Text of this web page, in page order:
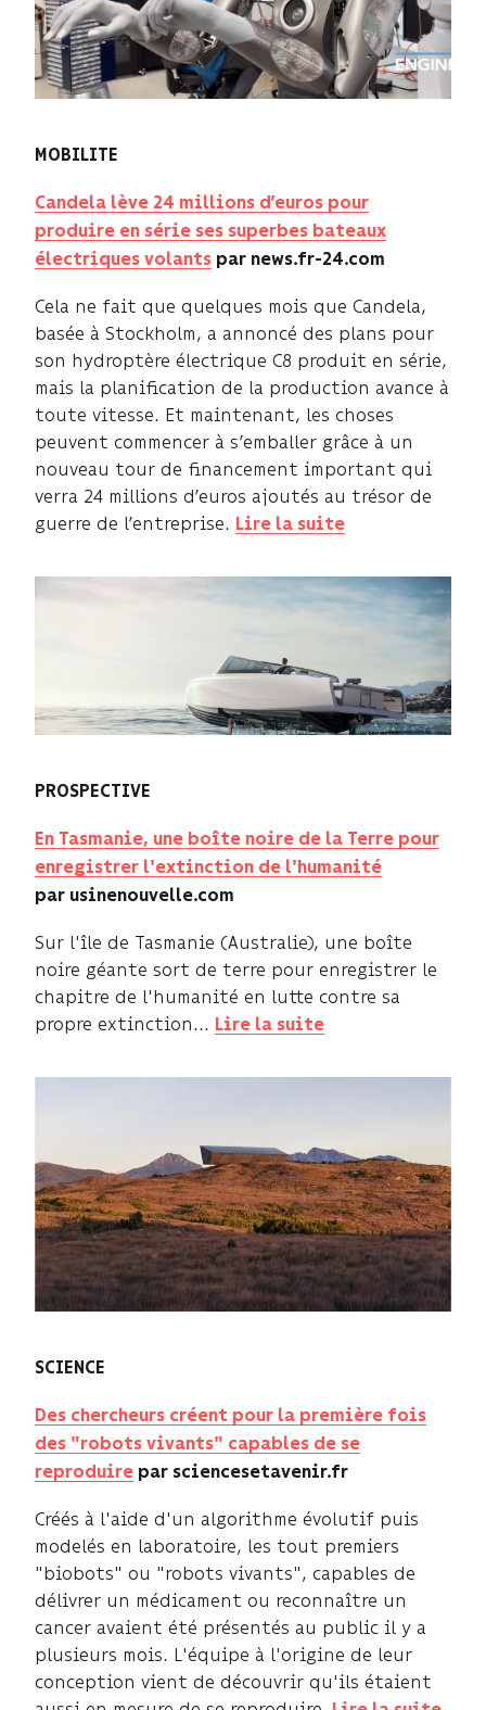
MOBILITE
Candela lève 24 millions d’euros pour
produire en série ses superbes bateaux
électriques volants par news.fr-24.com
Cela ne fait que quelques mois que Candela,
basée à Stockholm, a annoncé des plans pour
son hydroptère électrique C8 produit en série,
mais la planification de la production avance à
toute vitesse. Et maintenant, les choses
peuvent commencer à s’emballer grâce à un
nouveau tour de financement important qui
verra 24 millions d’euros ajoutés au trésor de
guerre de l’entreprise. Lire la suite
PROSPECTIVE
En Tasmanie, une boîte noire de la Terre pour
enregistrer l'extinction de l'humanité
par usinenouvelle.com
Sur l'île de Tasmanie (Australie), une boîte
noire géante sort de terre pour enregistrer le
chapitre de l'humanité en lutte contre sa
propre extinction... Lire la suite
SCIENCE
Des chercheurs créent pour la première fois
des "robots vivants" capables de se
reproduire par sciencesetavenir.fr
Créés à l'aide d'un algorithme évolutif puis
modelés en laboratoire, les tout premiers
"biobots" ou "robots vivants", capables de
délivrer un médicament ou reconnaître un
cancer avaient été présentés au public il y a
plusieurs mois. L'équipe à l'origine de leur
conception vient de découvrir qu'ils étaient